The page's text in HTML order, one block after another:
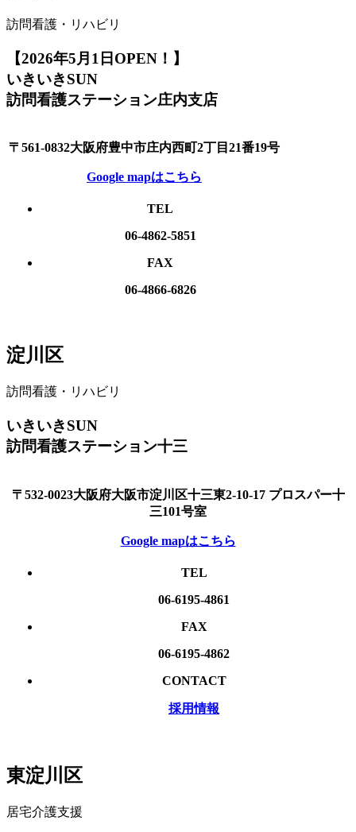
訪問看護・リハビリ
【2026年5月1日OPEN！】
いきいきSUN
訪問看護ステーション庄内支店
〒561-0832大阪府豊中市庄内西町2丁目21番19号
Google mapはこちら
TEL
06-4862-5851
FAX
06-4866-6826
淀川区
訪問看護・リハビリ
いきいきSUN
訪問看護ステーション十三
〒532-0023大阪府大阪市淀川区十三東2-10-17 プロスパー十
三101号室
Google mapはこちら
TEL
06-6195-4861
FAX
06-6195-4862
CONTACT
採用情報
東淀川区
居宅介護⽀援